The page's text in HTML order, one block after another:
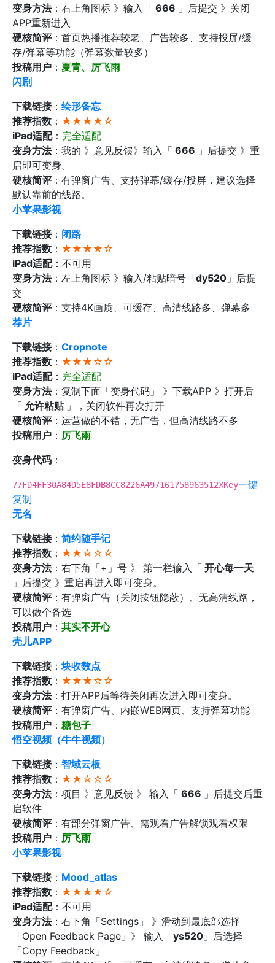
变身方法：右上角图标 》输入「 666 」后提交 》关闭
APP重新进入
硬核简评：首页热播推荐较老、广告较多、支持投屏/缓
存/弹幕等功能（弹幕数量较多）
投稿用户 ： 夏青、厉飞雨
闪剧
下载链接： 绘形备忘
推荐指数 ： ★★★★☆
iPad适配： 完全适配
变身方法：我的 》意见反馈》输入「 666 」后提交 》重
启即可变身。
硬核简评：有弹窗广告、支持弹幕/缓存/投屏，建议选择
默认靠前的线路。
小苹果影视
下载链接： 闭路
推荐指数 ： ★★★★☆
iPad适配：不可用
变身方法：左上角图标 》输入/粘贴暗号「dy520 」后提
交
硬核简评：支持4K画质、可缓存、高清线路多、弹幕多
荐片
下载链接： Cropnote
推荐指数 ： ★★★☆☆
iPad适配： 完全适配
变身方法：复制下面「变身代码」 》下载APP 》打开后
「 允许粘贴 」，关闭软件再次打开
硬核简评：运营做的不错，无广告，但高清线路不多
投稿用户 ： 厉飞雨
变身代码 ：
77FD4FF30A84D5E8FDB8CC8226A497161758963512XKey一键
复制
无名
下载链接： 简约随手记
推荐指数 ： ★★☆☆☆
变身方法：右下角「+」号 》 第一栏输入「 开心每一天
」后提交 》重启再进入即可变身。
硬核简评：有弹窗广告（关闭按钮隐蔽）、无高清线路，
可以做个备选
投稿用户 ： 其实不开心
壳儿APP
下载链接： 块收数点
推荐指数 ： ★★★☆☆
变身方法：打开APP后等待关闭再次进入即可变身。
硬核简评：有弹窗广告、内嵌WEB网页、支持弹幕功能
投稿用户 ： 糖包子
悟空视频（牛牛视频）
下载链接： 智域云板
推荐指数 ： ★★☆☆☆
变身方法：项目 》意见反馈 》 输入「 666 」后提交后重
启软件
硬核简评：有部分弹窗广告、需观看广告解锁观看权限
投稿用户 ： 厉飞雨
小苹果影视
下载链接： Mood_atlas
推荐指数 ： ★★★★☆
iPad适配：不可用
变身方法：右下角「Settings」 》滑动到最底部选择
「Open Feedback Page」》 输入「ys520 」后选择
「Copy Feedback」